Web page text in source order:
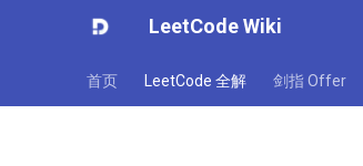
LeetCode Wiki
首页 LeetCode 全解 剑指 Offer